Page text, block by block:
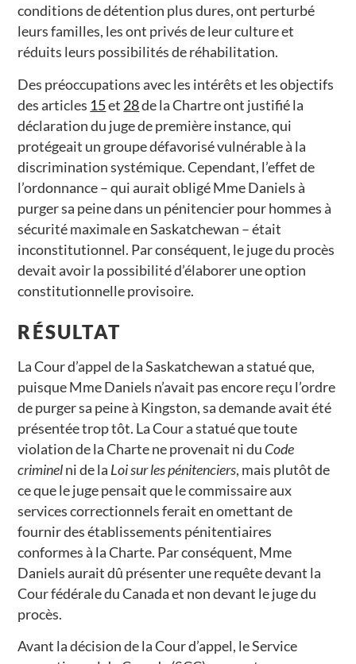
conditions de détention plus dures, ont perturbé
leurs familles, les ont privés de leur culture et
réduits leurs possibilités de réhabilitation.
Des préoccupations avec les intérêts et les objectifs
des articles 15et 28de la Chartre ont justifié la
déclaration du juge de première instance, qui
protégeait un groupe défavorisé vulnérable à la
discrimination systémique. Cependant, l’effet de
l’ordonnance – qui aurait obligé Mme Daniels à
purger sa peine dans un pénitencier pour hommes à
sécurité maximale en Saskatchewan – était
inconstitutionnel. Par conséquent, le juge du procès
devait avoir la possibilité d’élaborer une option
constitutionnelle provisoire.
RÉSULTAT
La Cour d’appel de la Saskatchewan a statué que,
puisque Mme Daniels n’avait pas encore reçu l’ordre
de purger sa peine à Kingston, sa demande avait été
présentée trop tôt. La Cour a statué que toute
violation de la Charte ne provenait ni du Code
criminelni de la Loi sur les pénitenciers, mais plutôt de
ce que le juge pensait que le commissaire aux
services correctionnels ferait en omettant de
fournir des établissements pénitentiaires
conformes à la Charte. Par conséquent, Mme
Daniels aurait dû présenter une requête devant la
Cour fédérale du Canada et non devant le juge du
procès.
Avant la décision de la Cour d’appel, le Service